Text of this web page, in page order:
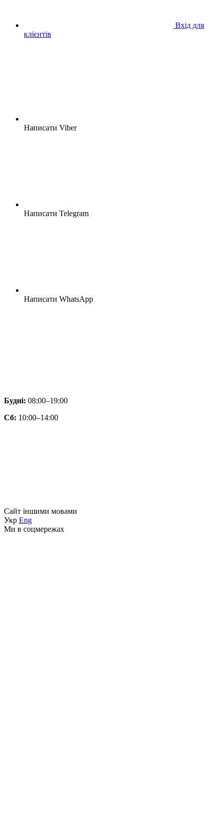
Вхід для
клієнтів
Написати Viber
Написати Telegram
Написати WhatsApp
Будні: 08:00–19:00
Сб: 10:00–14:00
Сайт іншими мовами
Укр Eng
Ми в соцмережах